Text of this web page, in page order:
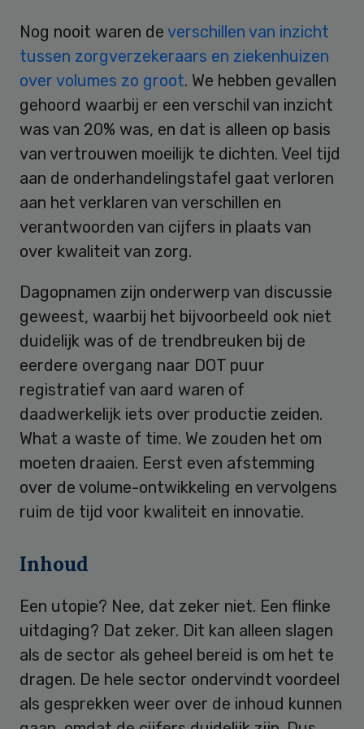
Nog nooit waren de verschillen van inzicht
tussen zorgverzekeraars en ziekenhuizen
over volumes zo groot. We hebben gevallen
gehoord waarbij er een verschil van inzicht
was van 20% was, en dat is alleen op basis
van vertrouwen moeilijk te dichten. Veel tijd
aan de onderhandelingstafel gaat verloren
aan het verklaren van verschillen en
verantwoorden van cijfers in plaats van
over kwaliteit van zorg.
Dagopnamen zijn onderwerp van discussie
geweest, waarbij het bijvoorbeeld ook niet
duidelijk was of de trendbreuken bij de
eerdere overgang naar DOT puur
registratief van aard waren of
daadwerkelijk iets over productie zeiden.
What a waste of time. We zouden het om
moeten draaien. Eerst even afstemming
over de volume-ontwikkeling en vervolgens
ruim de tijd voor kwaliteit en innovatie.
Inhoud
Een utopie? Nee, dat zeker niet. Een flinke
uitdaging? Dat zeker. Dit kan alleen slagen
als de sector als geheel bereid is om het te
dragen. De hele sector ondervindt voordeel
als gesprekken weer over de inhoud kunnen